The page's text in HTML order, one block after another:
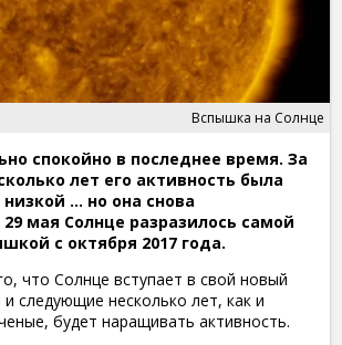
Вспышка на Солнце
спокойно в последнее время. За
лет его активность была
… но она снова
мая Солнце разразилось самой
с октября 2017 года.
что Солнце вступает в свой новый
следующие несколько лет, как и
будет наращивать активность.